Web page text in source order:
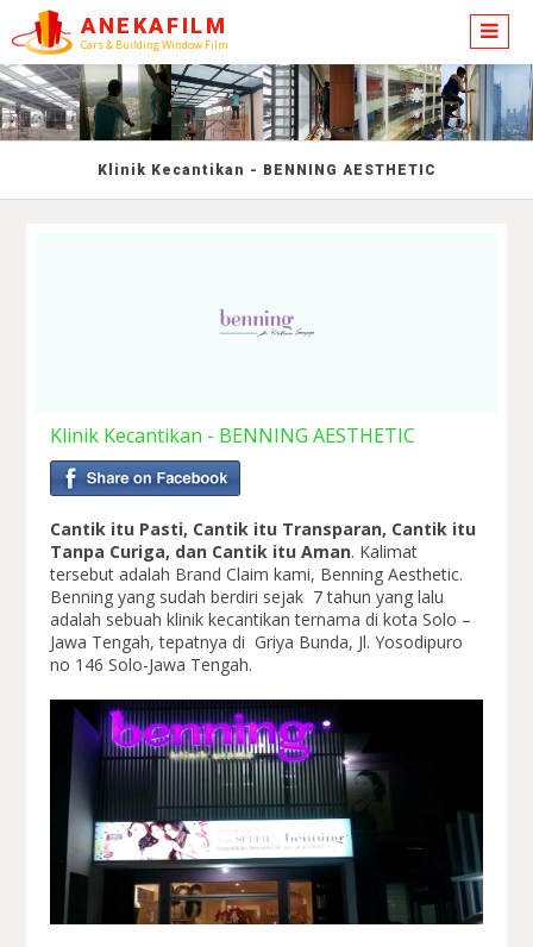
ANEKAFILM
Cars & Building Window Film
Klinik Kecantikan - BENNING AESTHETIC
Klinik Kecantikan - BENNING AESTHETIC
Cantik itu Pasti, Cantik itu Transparan, Cantik itu
Tanpa Curiga, dan Cantik itu Aman. Kalimat
tersebut adalah Brand Claim kami, Benning Aesthetic.
Benning yang sudah berdiri sejak 7 tahun yang lalu
adalah sebuah klinik kecantikan ternama di kota Solo –
Jawa Tengah, tepatnya di Griya Bunda, Jl. Yosodipuro
no 146 Solo-Jawa Tengah.